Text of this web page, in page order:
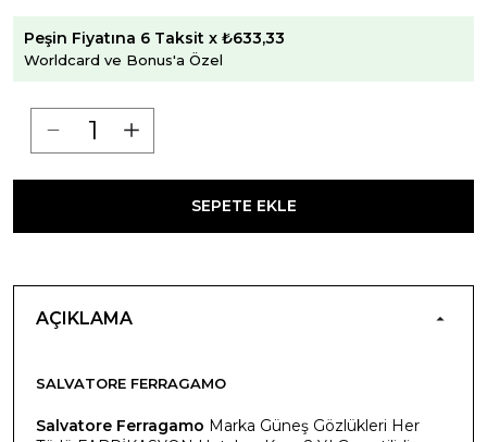
Peşin Fiyatına 6 Taksit x ₺633,33
Worldcard ve Bonus'a Özel
SEPETE EKLE
AÇIKLAMA
SALVATORE FERRAGAMO
Salvatore Ferragamo Marka Güneş Gözlükleri Her